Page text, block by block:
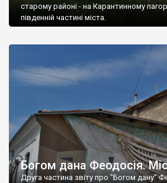
старому районі - на Карантинному
південній частині міста.
Богом дана Феодосія.
Друга частина звіту про "Богом дану"